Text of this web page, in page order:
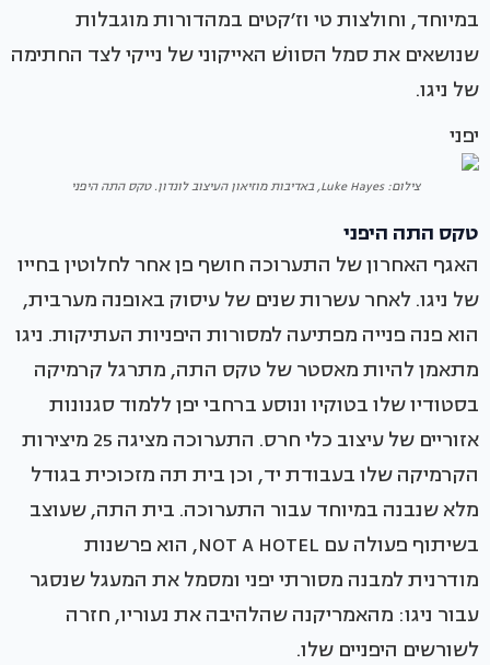
במיוחד, וחולצות טי וז׳קטים במהדורות מוגבלות
שנושאים את סמל הסוושׁ האייקוני של נייקי לצד החתימה
של ניגו.
יפני
צילום: Luke Hayes, באדיבות מוזיאון העיצוב לונדון. טקס התה היפני
טקס התה היפני
האגף האחרון של התערוכה חושף פן אחר לחלוטין בחייו
של ניגו. לאחר עשרות שנים של עיסוק באופנה מערבית,
הוא פנה פנייה מפתיעה למסורות היפניות העתיקות. ניגו
מתאמן להיות מאסטר של טקס התה, מתרגל קרמיקה
בסטודיו שלו בטוקיו ונוסע ברחבי יפן ללמוד סגנונות
אזוריים של עיצוב כלי חרס. התערוכה מציגה 25 מיצירות
הקרמיקה שלו בעבודת יד, וכן בית תה מזכוכית בגודל
מלא שנבנה במיוחד עבור התערוכה. בית התה, שעוצב
בשיתוף פעולה עם NOT A HOTEL, הוא פרשנות
מודרנית למבנה מסורתי יפני ומסמל את המעגל שנסגר
עבור ניגו: מהאמריקנה שהלהיבה את נעוריו, חזרה
לשורשים היפניים שלו.